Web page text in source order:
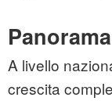
A livello
crescita